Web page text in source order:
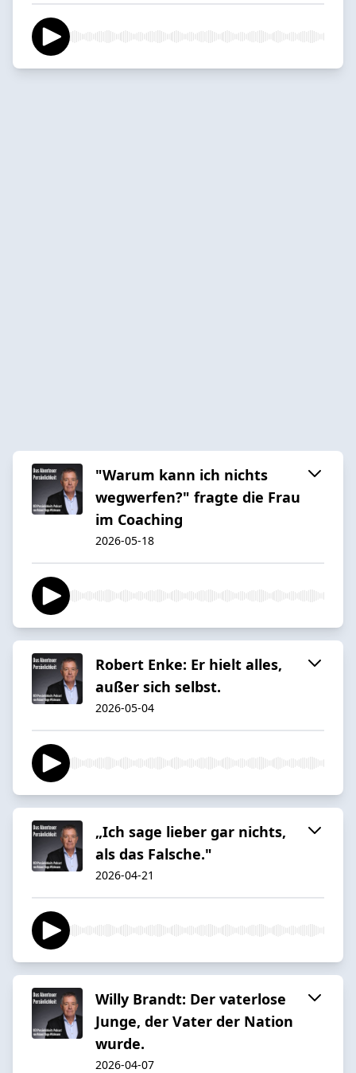
"Warum kann ich nichts
wegwerfen?" fragte die Frau
im Coaching
2026-05-18
Robert Enke: Er hielt alles,
außer sich selbst.
2026-05-04
„Ich sage lieber gar nichts,
als das Falsche."
2026-04-21
Willy Brandt: Der vaterlose
Junge, der Vater der Nation
wurde.
2026-04-07